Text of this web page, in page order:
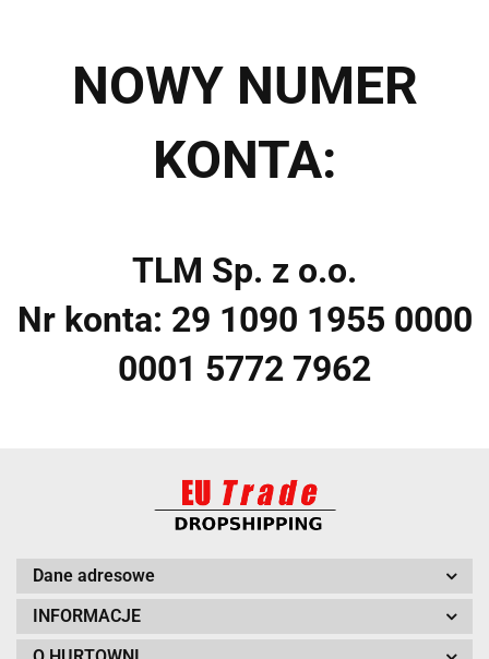
NOWY NUMER
KONTA:
TLM Sp. z o.o.
Nr konta: 29 1090 1955 0000
0001 5772 7962
Dane adresowe
INFORMACJE